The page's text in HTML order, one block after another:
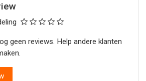
geen reviews. Help andere klanten